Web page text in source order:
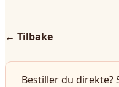
← Tilbake
Bestiller du direkte?